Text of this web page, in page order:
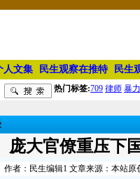
人文集 民生观察在推特 民生
热门标签:709 律师 暴力
庞大官僚重压下
作者：民生编辑1 文章来源：本站原